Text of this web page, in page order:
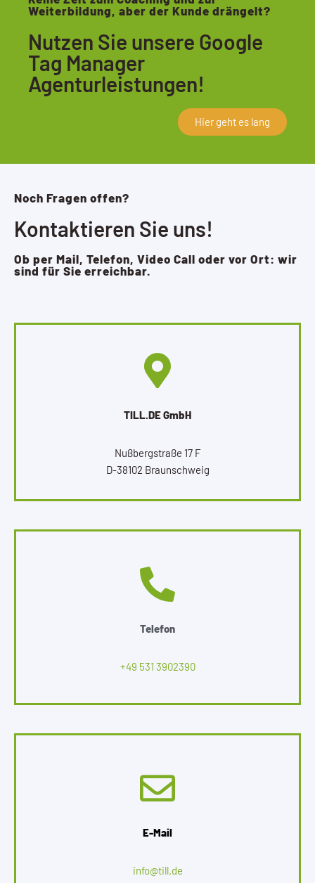
Weiterbildung, aber der Kunde drängelt?
Nutzen Sie unsere Google
Tag Manager
Agenturleistungen!
Hier geht es lang
Noch Fragen offen?
Kontaktieren Sie uns!
Ob per Mail, Telefon, Video Call oder vor Ort: wir
sind für Sie erreichbar.
TILL.DE GmbH
Nußbergstraße 17 F
D-38102 Braunschweig
Telefon
+49 531 3902390
E-Mail
info@till.de